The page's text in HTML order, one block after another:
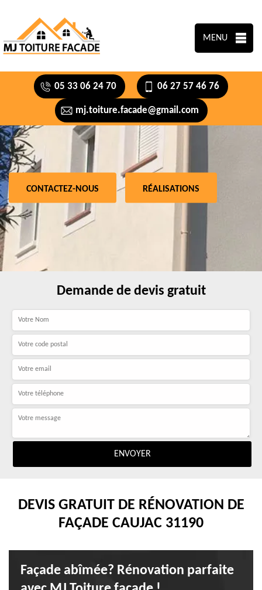
MENU
05 33 06 24 70 06 27 57 46 76
mj.toiture.facade@gmail.com
CONTACTEZ-NOUS RÉALISATIONS
Demande de devis gratuit
DEVIS GRATUIT DE RÉNOVATION DE
FAÇADE CAUJAC 31190
Façade abîmée? Rénovation parfaite